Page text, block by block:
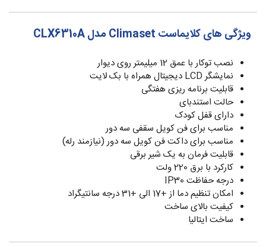
ویژگی های کلایماست Climaset مدل CLX6310A
نصب توکار با عمق 12 میلیمتر روی دیوار
نمایشگر LCD دیجیتال همراه با بک لایت
قابلیت برنامه ریزی هفتگی
حالت استندبای
دارای قفل کودک
مناسب برای فن کویل سقفی سه دور
مناسب برای داکت فن کویل سه دور (نیازمند رله)
قابلیت فرمان به یک شیر برقی
کارکرد با برق 220 ولت
درجه حفاظت IP30
امکان تنظیم دما از +17 الی +31 درجه سانتیگراد
کیفیت بالای ساخت
ساخت ایتالیا